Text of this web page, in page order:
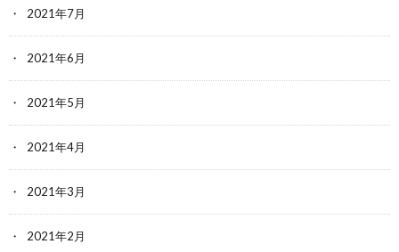
2021年7月
2021年6月
2021年5月
2021年4月
2021年3月
2021年2月